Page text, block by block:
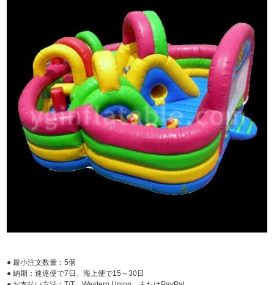
● 最小注文数量：5個
● 納期：速達便で7日、海上便で15～30日